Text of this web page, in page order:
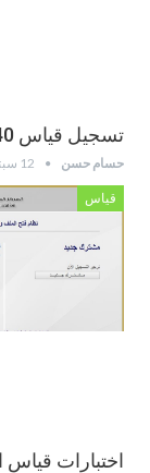
تسجيل قياس 1440 للبنين يفتح ابوابه لاختبارات التحصيل
حسام حسن 12 سبتمبر 2018
قياس
اختبارات قياس المحوسبة